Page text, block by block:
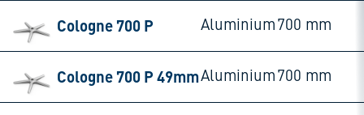
Cologne 700 P Aluminium 700 mm
Cologne 700 P 49mmAluminium 700 mm